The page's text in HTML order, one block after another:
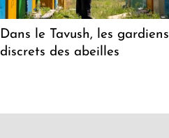
Dans le Tavush, les gardiens
discrets des abeilles